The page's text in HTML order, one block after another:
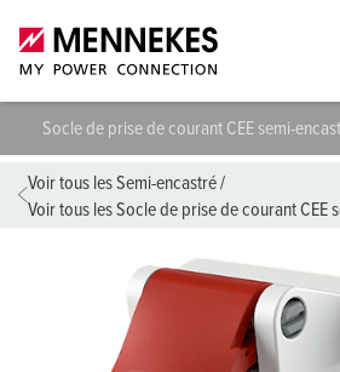
Socle de prise de courant CEE semi-
Voir tous les Semi-encastré/
Voir tous les Socle de prise de courant CEE